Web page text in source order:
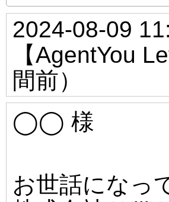
2024-08-09
【AgentYou
間前）
◯◯ 様
お世話になっ